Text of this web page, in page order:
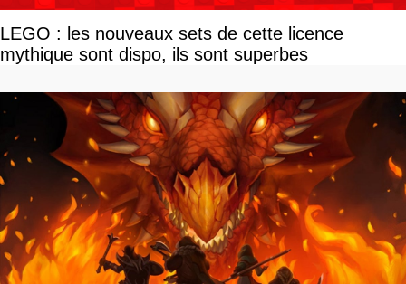
LEGO : les nouveaux sets de cette licence
mythique sont dispo, ils sont superbes